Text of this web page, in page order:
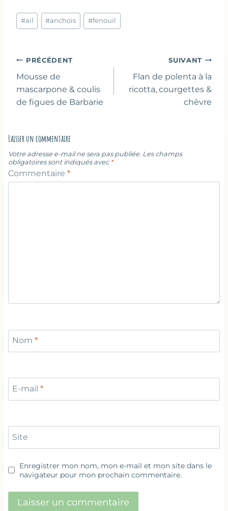
Étiquettes
de
#ail #anchois #fenouil
Navigation
de
l’article
PRÉCÉDENT
Mousse de
mascarpone & coulis
de figues de Barbarie
SUIVANT
Flan de polenta à la
ricotta, courgettes &
chèvre
Laisser un commentaire
Votre adresse e-mail ne sera pas publiée. Les champs
obligatoires sont indiqués avec *
Commentaire *
Nom *
E-mail *
Site
Enregistrer mon nom, mon e-mail et mon site dans le
navigateur pour mon prochain commentaire.